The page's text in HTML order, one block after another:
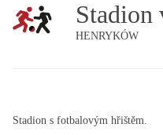
Stadion
HENRYKÓW
Stadion s fotbalovým hřištěm.